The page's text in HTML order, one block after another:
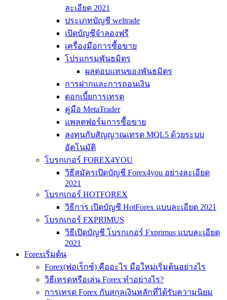
ละเอียด 2021
ประเภทบัญชี weltrade
เปิดบัญชีจำลองฟรี
เครื่องมือการซื้อขาย
โปรแกรมพันธมิตร
ผลตอบแทนของพันธมิตร
การฝากและการถอนเงิน
ดอกเบี้ยการเทรด
คู่มือ MetaTrader
แพลตฟอร์มการซื้อขาย
ลงทุนกับสัญญาณเทรด MQL5 ด้วยระบบ
อัตโนมัติ
โบรกเกอร์ FOREX4YOU
วิธีสมัครเปิดบัญชี Forex4you อย่างละเอียด
2021
โบรกเกอร์ HOTFOREX
วิธีการ เปิดบัญชี HotForex แบบละเอียด 2021
โบรกเกอร์ FXPRIMUS
วิธีเปิดบัญชี โบรกเกอร์ Fxprimus แบบละเอียด
2021
Forexเริ่มต้น
Forex(ฟอเร็กซ์) คืออะไร มือใหม่เริ่มต้นอย่างไร
วิธีเทรดหรือเล่น Forex ทำอย่างไร?
การเทรด Forex กับสกุลเงินหลักที่ได้รับความนิยม